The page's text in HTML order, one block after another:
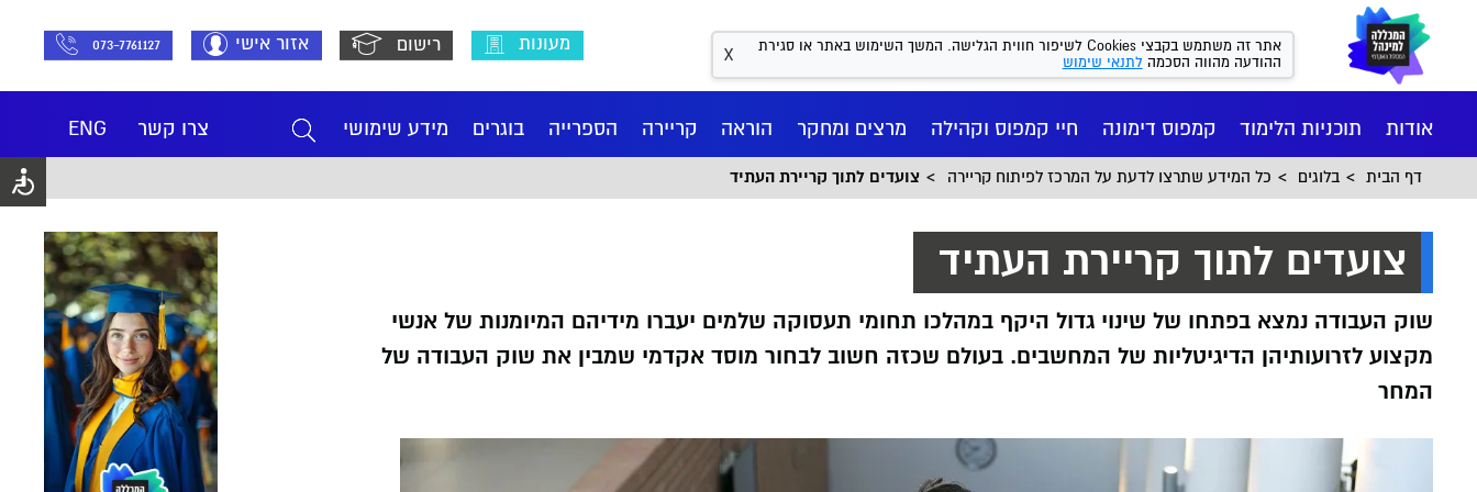
אתר זה משתמש בקבצי Cookies לשיפור חווית הגלישה. המשך השימוש באתר או סגירת
ההודעה מהווה הסכמהלתנאי שימוש X מעונות רישום אזור אישי 073-7761127
אודות תוכניות הלימוד קמפוס דימונה חיי קמפוס וקהילה מרצים ומחקר הוראה קריירה הספרייה בוגרים מידע שימושי ENG צרו קשר
דף הבית בלוגים כל המידע שתרצו לדעת על המרכז לפיתוח קריירה צועדים לתוך קריירת העתיד
צועדים לתוך קריירת העתיד
שוק העבודה נמצא בפתחו של שינוי גדול היקף במהלכו תחומי תעסוקה שלמים יעברו מידיהם המיומנות של אנשי
מקצוע לזרועותיהן הדיגיטליות של המחשבים. בעולם שכזה חשוב לבחור מוסד אקדמי שמבין את שוק העבודה של
המחר
אתר זה משתמש בקבצי Cookies לשיפור חווית הגלישה. המשך השימוש באתר או סגירת ההודעה
מהווה הסכמהלתנאי שימוש X